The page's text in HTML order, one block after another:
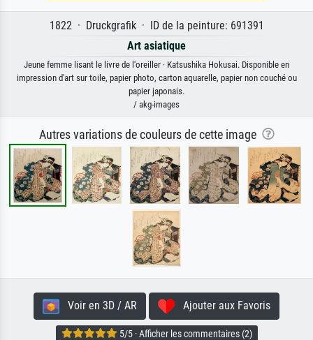
1822 · Druckgrafik · ID de la peinture: 691391
Art asiatique
Jeune femme lisant le livre de l'oreiller · Katsushika Hokusai. Disponible en
impression d'art sur toile, papier photo, carton aquarelle, papier non couché ou
papier japonais.
/ akg-images
Autres variations de couleurs de cette image
Voir en 3D / AR Ajouter aux Favoris
5/5 · Afficher les commentaires (2)